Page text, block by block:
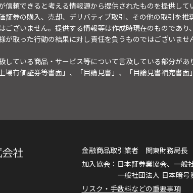
信頼できると考える情報源から提供されたものを提供し
証券の購入、売却、デリバティブ取引、その他の取引を
ございません。提供する情報等は作成時現在のものであ
が取った行動の結果に対し責任を負うものではございま
している商品・サービス等について言及している部分が
場有価証券等書面」、「目論見書」、「目論見書補完書
金融商品取引業者 関東財務局長
日本証券業協会、一般
一般社団法人 日本暗
リスク・手数料などの重要事項